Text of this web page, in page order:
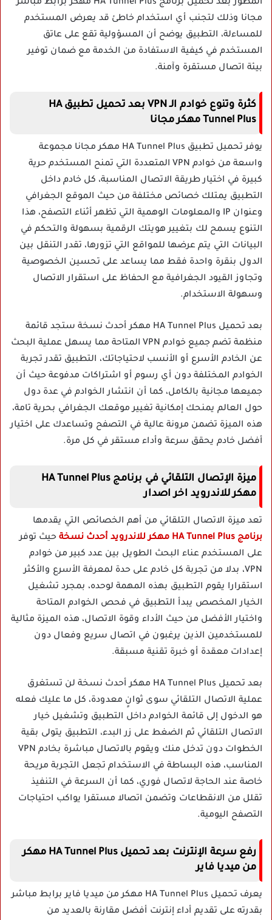
المطور بعد تحميل برنامج HA Tunnel Plus مهكر برابط مباشر
مجانا وذلك لتجنب أي استخدام خاطئ قد يعرض المستخدم
للمساءلة، التطبيق يوضح أن المسؤولية تقع على عاتق
المستخدم في كيفية الاستفادة من الخدمة مع ضمان توفير
بيئة اتصال مستقرة وآمنة.
كثرة وتنوع خوادم الـ VPN بعد تحميل تطبيق HA
Tunnel Plus مهكر مجانا
يوفر تحميل تطبيق HA Tunnel Plus مهكر مجانا مجموعة
واسعة من خوادم VPN المتعددة التي تمنح المستخدم حرية
كبيرة في اختيار طريقة الاتصال المناسبة، كل خادم داخل
التطبيق يمتلك خصائص مختلفة من حيث الموقع الجغرافي
وعنوان IP والمعلومات الوهمية التي تظهر أثناء التصفح، هذا
التنوع يسمح لك بتغيير هويتك الرقمية بسهولة والتحكم في
البيانات التي يتم عرضها للمواقع التي تزورها، تقدر التنقل بين
الدول بنقرة واحدة فقط مما يساعد على تحسين الخصوصية
وتجاوز القيود الجغرافية مع الحفاظ على استقرار الاتصال
وسهولة الاستخدام.
بعد تحميل HA Tunnel Plus مهكر أحدث نسخة ستجد قائمة
منظمة تضم جميع خوادم VPN المتاحة مما يسهل عملية البحث
عن الخادم الأسرع أو الأنسب لاحتياجاتك، التطبيق تقدر تجربة
الخوادم المختلفة دون أي رسوم أو اشتراكات مدفوعة حيث أن
جميعها مجانية بالكامل، كما أن انتشار الخوادم في عدة دول
حول العالم يمنحك إمكانية تغيير موقعك الجغرافي بحرية تامة،
هذه الميزة تضمن مرونة عالية في التصفح وتساعدك على اختيار
أفضل خادم يحقق سرعة وأداء مستقر في كل مرة.
ميزة الإتصال التلقائي في برنامج HA Tunnel Plus
مهكر للاندرويد اخر اصدار
تعد ميزة الاتصال التلقائي من أهم الخصائص التي يقدمها
برنامج HA Tunnel Plus مهكر للاندرويد أحدث نسخة
حيث توفر
على المستخدم عناء البحث الطويل بين عدد كبير من خوادم
VPN، بدلا من تجربة كل خادم على حدة لمعرفة الأسرع والأكثر
استقرارا يقوم التطبيق بهذه المهمة لوحده، بمجرد تشغيل
الخيار المخصص يبدأ التطبيق في فحص الخوادم المتاحة
واختيار الأفضل من حيث الأداء وقوة الاتصال، هذه الميزة مثالية
للمستخدمين الذين يرغبون في اتصال سريع وفعال دون
إعدادات معقدة أو خبرة تقنية مسبقة.
بعد تحميل HA Tunnel Plus مهكر أحدث نسخة لن تستغرق
عملية الاتصال التلقائي سوى ثوانٍ معدودة، كل ما عليك فعله
هو الدخول إلى قائمة الخوادم داخل التطبيق وتشغيل خيار
الاتصال التلقائي ثم الضغط على زر البدء، التطبيق يتولى بقية
الخطوات دون تدخل منك ويقوم بالاتصال مباشرة بخادم VPN
المناسب، هذه البساطة في الاستخدام تجعل التجربة مريحة
خاصة عند الحاجة لاتصال فوري، كما أن السرعة في التنفيذ
تقلل من الانقطاعات وتضمن اتصالا مستقرا يواكب احتياجات
التصفح اليومية.
رفع سرعة الإنترنت بعد تحميل HA Tunnel Plus مهكر
من ميديا فاير
يعرف تحميل HA Tunnel Plus مهكر من ميديا فاير برابط مباشر
بقدرته على تقديم أداء إنترنت أفضل مقارنة بالعديد من